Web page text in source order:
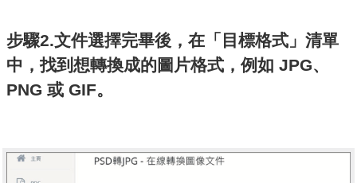
步驟2.文件選擇完畢後，在「目標格式」清單
中，找到想轉換成的圖片格式，例如 JPG、
PNG 或 GIF。